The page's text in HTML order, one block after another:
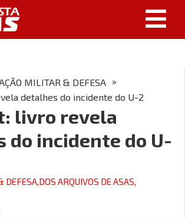
MILITAR & DEFESA »
detalhes do incidente do U-2
livro revela
do incidente do U-
DEFESA,DOS ARQUIVOS DE ASAS,